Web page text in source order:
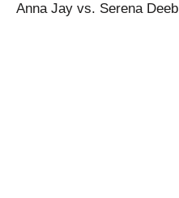
Anna Jay vs. Serena Deeb